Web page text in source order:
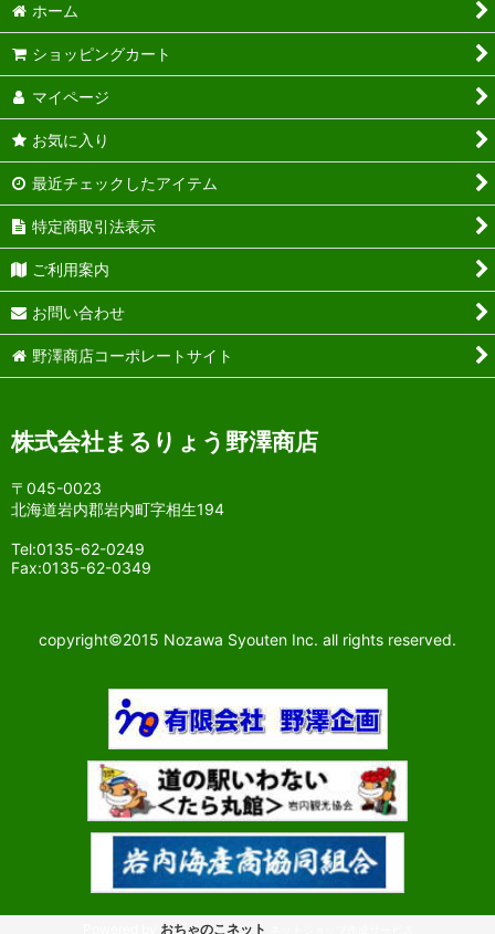
ご自宅用
冷凍発送
送料込み
珍味かずのこ
かずのこワイン醤油
味付かずのこ
かずのこキムチ漬
ホーム
ショッピングカート
マイページ
お気に入り
最近チェックしたアイテム
特定商取引法表示
ご利用案内
お問い合わせ
野澤商店コーポレートサイト
株式会社まるりょう野澤商店
〒045-0023
北海道岩内郡岩内町字相生194
Tel:0135-62-0249
Fax:0135-62-0349
copyright©2015 Nozawa Syouten Inc. all rights reserved.
おちゃのこネット